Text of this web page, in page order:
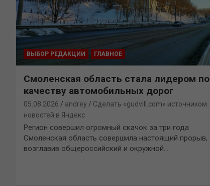
ВЫБОР РЕДАКЦИИ ГЛАВНОЕ
Смоленская область стала лидером по
качеству автомобильных дорог
05.08.2026 andrey
Сделать «gudvill.com» источником
новостей в Яндекс
Регион совершил огромный скачок за три года
Смоленская область совершила настоящий прорыв,
возглавив общероссийский и окружной…